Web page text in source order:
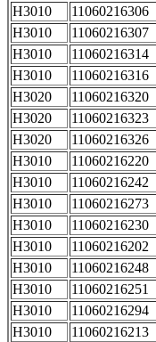
H3010
11060216306
H3010
11060216307
H3010
11060216314
H3010
11060216316
H3020
11060216320
H3020
11060216323
H3020
11060216326
H3010
11060216220
H3010
11060216242
H3010
11060216273
H3010
11060216230
H3010
11060216202
H3010
11060216248
H3010
11060216251
H3010
11060216294
H3010
11060216213